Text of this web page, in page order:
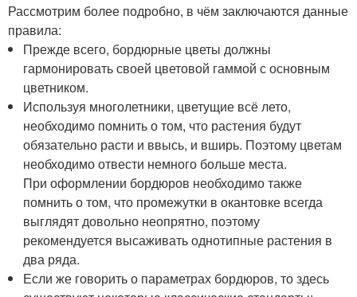
Рассмотрим более подробно, в чём заключаются данные
правила:
Прежде всего, бордюрные цветы должны
гармонировать своей цветовой гаммой с основным
цветником.
Используя многолетники, цветущие всё лето,
необходимо помнить о том, что растения будут
обязательно расти и ввысь, и вширь. Поэтому цветам
необходимо отвести немного больше места.
При оформлении бордюров необходимо также
помнить о том, что промежутки в окантовке всегда
выглядят довольно неопрятно, поэтому
рекомендуется высаживать однотипные растения в
два ряда.
Если же говорить о параметрах бордюров, то здесь